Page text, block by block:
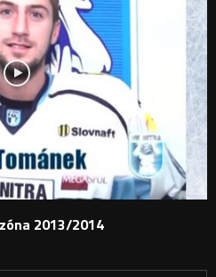
2013/2014